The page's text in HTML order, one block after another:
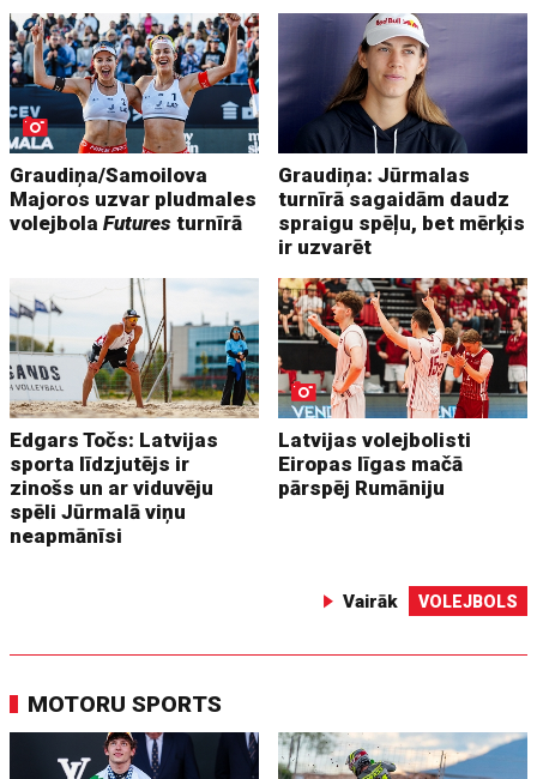
Graudiņa/Samoilova
Majoros uzvar pludmales
volejbolaFutures turnīrā
Graudiņa: Jūrmalas
turnīrā sagaidām daudz
spraigu spēļu, bet mērķis
ir uzvarēt
Edgars Točs: Latvijas
sporta līdzjutējs ir
zinošs un ar viduvēju
spēli Jūrmalā viņu
neapmānīsi
Latvijas volejbolisti
Eiropas līgas mačā
pārspēj Rumāniju
Vairāk VOLEJBOLS
MOTORU SPORTS